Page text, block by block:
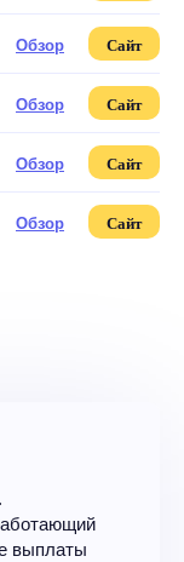
Обзор Сайт
Обзор Сайт
Обзор Сайт
Обзор Сайт
выплаты